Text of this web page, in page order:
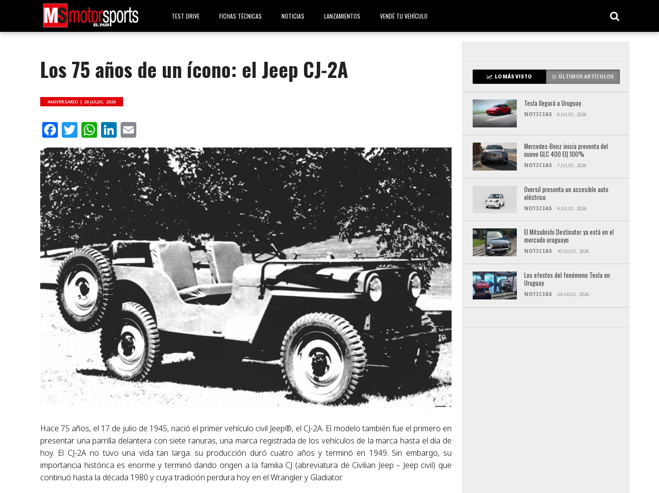
TEST DRIVE FICHAS TÉCNICAS NOTICIAS LANZAMIENTOS VENDÉ TU VEHÍCULO
Los 75 años de un ícono: el Jeep CJ-2A
ANIVERSARIO |20 JULIO, 2020
Facebook
Twitter
WhatsApp
LinkedIn
Hace 75 años, el 17 de julio de 1945, nació el primer vehículo civil Jeep®, el CJ-2A. El modelo también fue el primero en
presentar una parrilla delantera con siete ranuras, una marca registrada de los vehículos de la marca hasta el día de
hoy. El CJ-2A no tuvo una vida tan larga: su producción duró cuatro años y terminó en 1949. Sin embargo, su
importancia histórica es enorme y terminó dando origen a la familia CJ (abreviatura de Civilian Jeep – Jeep civil) que
continuó hasta la década 1980 y cuya tradición perdura hoy en el Wrangler y Gladiator.
LO MÁS VISTO ÚLTIMOS ARTÍCULOS
Tesla llegará a Uruguay
NOTICIAS 9 JULIO, 2026
Mercedes-Benz inicia preventa del
nuevo GLC 400 EQ 100%
NOTICIAS 7 JULIO, 2026
Oversil presenta un accesible auto
eléctrico
NOTICIAS 9 JULIO, 2026
El Mitsubishi Destinator ya está en el
mercado uruguayo
NOTICIAS 10 JULIO, 2026
Los efectos del fenómeno Tesla en
Uruguay
NOTICIAS 24 JULIO, 2026